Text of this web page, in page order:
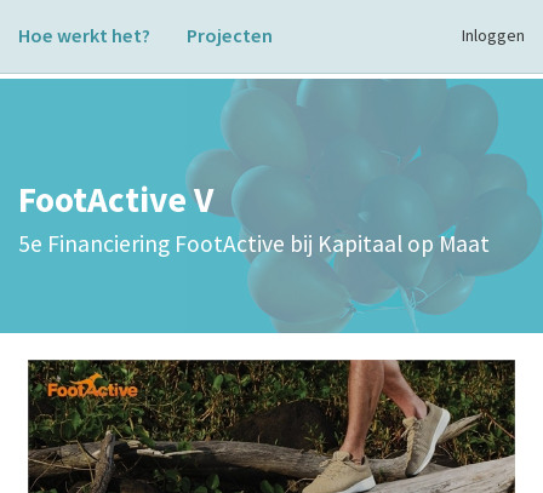
Hoe werkt het? Projecten Inloggen
FootActive V
5e Financiering FootActive bij Kapitaal op Maat